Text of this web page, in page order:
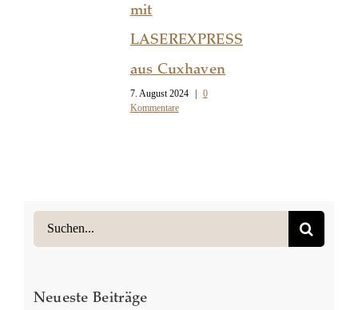
mit
LASEREXPRESS
aus Cuxhaven
7. August 2024 |
0
Kommentare
Suche
nach:
Neueste Beiträge